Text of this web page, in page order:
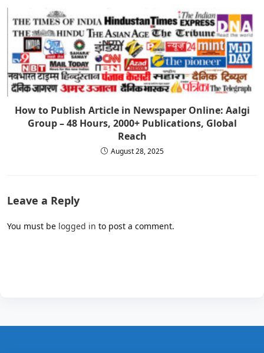
How to Publish Article in Newspaper Online: Aalgi
Group – 48 Hours, 2000+ Publications, Global
Reach
August 28, 2025
Leave a Reply
You must be logged in to post a comment.